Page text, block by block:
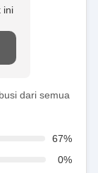
ini
dari semua
67%
0%